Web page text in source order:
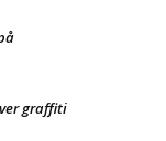
graffiti